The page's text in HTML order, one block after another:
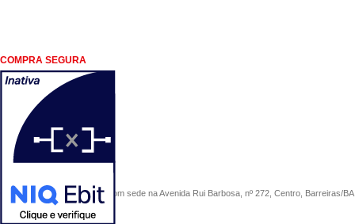
COMPRA SEGURA
COMERCIAL SÃO PAULO, com sede na Avenida Rui Barbosa, nº 272, Centro, Barreiras/